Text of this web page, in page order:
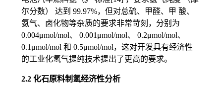
尔分数） 达到 99.97%，但对总硫、甲醛、甲 酸、
氨气、卤化物等杂质的要求非常苛刻，分别为
0.004μmol/mol、 0.001μmol/mol、 0.2μmol/mol、
0.1μmol/mol 和 0.5μmol/mol，这对开发具有经济性
的工业化氢气提纯技术提出了更高的要求。
2.2 化石原料制氢经济性分析